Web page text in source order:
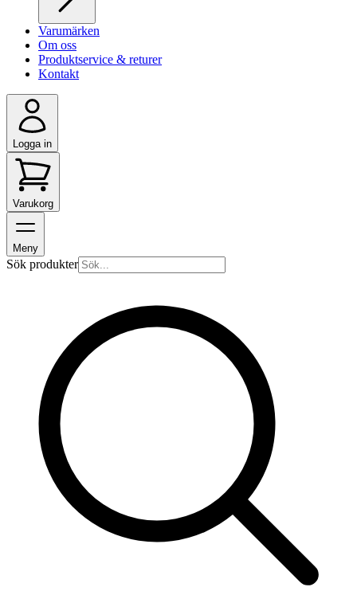
Varumärken
Om oss
Produktservice & returer
Kontakt
Logga in
Varukorg
Meny
Sök produkter